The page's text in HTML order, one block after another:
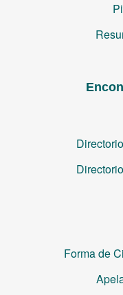
Forma de